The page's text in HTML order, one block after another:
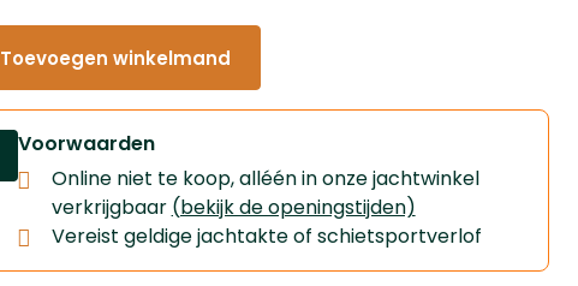
Toevoegen winkelmand
Voorwaarden
Online niet te koop, alléén in onze jachtwinkel
verkrijgbaar (bekijk de openingstijden)
Vereist geldige jachtakte of schietsportverlof